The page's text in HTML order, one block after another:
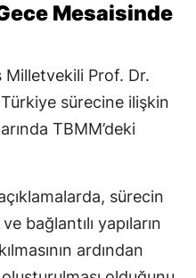
Mesaisinde
Prof. Dr.
sürecine ilişkin
TBMM’deki
sürecin
bağlantılı yapıların
ardından